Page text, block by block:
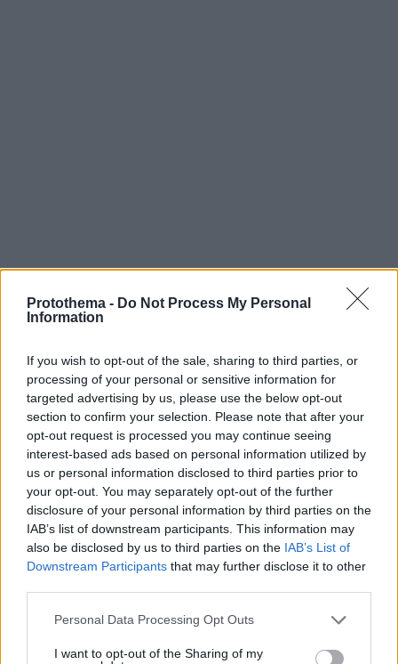
Protothema - Do Not Process My Personal
Information
If you wish to opt-out of the sale, sharing to third parties, or
processing of your personal or sensitive information for
targeted advertising by us, please use the below opt-out
section to confirm your selection. Please note that after your
opt-out request is processed you may continue seeing
interest-based ads based on personal information utilized by
us or personal information disclosed to third parties prior to
your opt-out. You may separately opt-out of the further
disclosure of your personal information by third parties on the
IAB’s list of downstream participants. This information may
also be disclosed by us to third parties on the IAB’s List of
Downstream Participants that may further disclose it to other
Please note that this website/app uses one or more Google
not limited to your visit or usage behaviour. You may click to
Personal Data Processing Opt Outs
I want to opt-out of the Sharing of my
Χαλάζι στα Γρεβενά, καταιγίδα στην Κοζάνη
Την ίδια ώρα, στηΜηλιά Γρεβενώντο χαλάζι,
που έπεσε το μεσημέρι ξεπέρασε το μέγεθος